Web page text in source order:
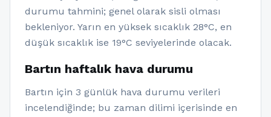
durumu tahmini; genel olarak sisli olması
bekleniyor. Yarın en yüksek sıcaklık 28°C, en
düşük sıcaklık ise 19°C seviyelerinde olacak.
Bartın haftalık hava durumu
Bartın için 3 günlük hava durumu verileri
incelendiğinde; bu zaman dilimi içerisinde en